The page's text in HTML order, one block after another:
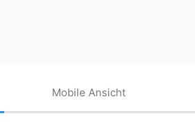
Mobile Ansicht